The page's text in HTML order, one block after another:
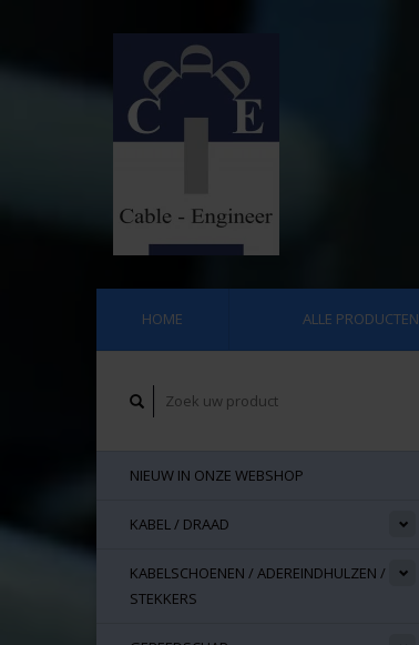
HOME ALLE PRODUCTEN
NIEUW IN ONZE WEBSHOP
KABEL / DRAAD
KABELSCHOENEN / ADEREINDHULZEN /
STEKKERS